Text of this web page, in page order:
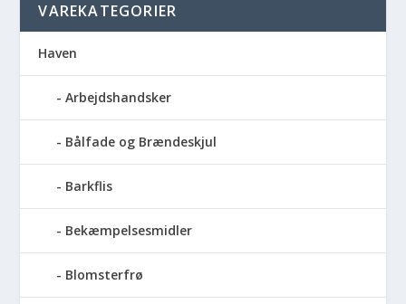
VAREKATEGORIER
Haven
Arbejdshandsker
Bålfade og Brændeskjul
Barkflis
Bekæmpelsesmidler
Blomsterfrø